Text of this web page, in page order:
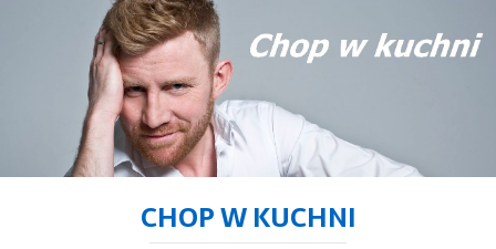
CHOP W KUCHNI